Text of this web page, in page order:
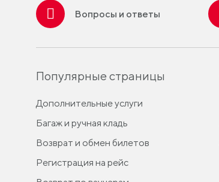
Вопросы и ответы
Популярные страницы
Дополнительные услуги
Багаж и ручная кладь
Возврат и обмен билетов
Регистрация на рейс